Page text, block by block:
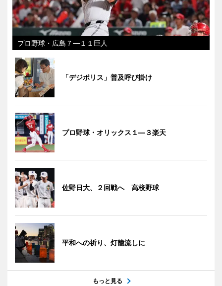
プロ野球・広島７―１１巨人
「デジポリス」普及呼び掛け
プロ野球・オリックス１―３楽天
佐野日大、２回戦へ 高校野球
平和への祈り、灯籠流しに
もっと見る